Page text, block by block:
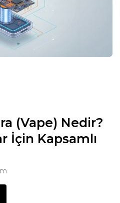
(Vape) Nedir?
İçin Kapsamlı